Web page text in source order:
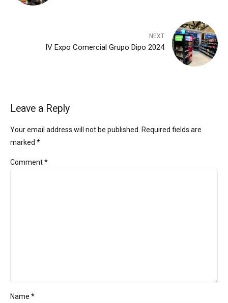
NEXT
IV Expo Comercial Grupo Dipo 2024
Leave a Reply
Your email address will not be published. Required fields are
marked *
Comment*
Name *